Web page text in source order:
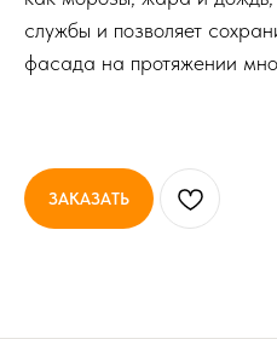
службы и позволяет
фасада на протяжении
ЗАКАЗАТЬ